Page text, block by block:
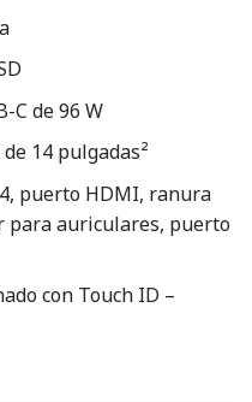
C de 96 W
14 pulgadas²
puerto HDMI, ranura
para auriculares, puerto
con Touch ID –